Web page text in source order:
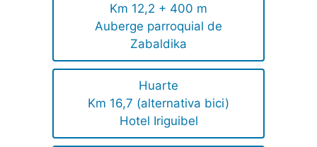
Km 12,2 + 400 m
Auberge parroquial de
Zabaldika
Huarte
Km 16,7 (alternativa bici)
Hotel Iriguibel